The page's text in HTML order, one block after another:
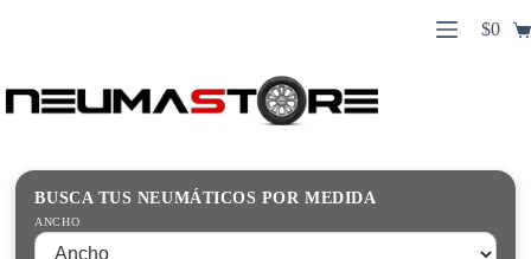
productosInicio
Guías Prácticas
Tienda
Carro
$0
BUSCA TUS NEUMÁTICOS POR MEDIDA
ANCHO